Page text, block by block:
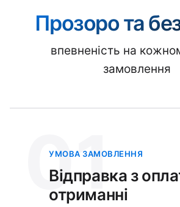
Прозоро та
впевненість на
замовлення
01
УМОВА ЗАМОВЛЕННЯ
Відправка з
отриманні